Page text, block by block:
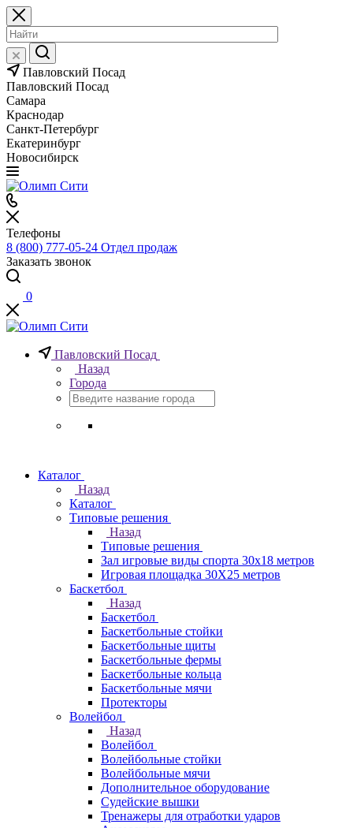
Павловский Посад
Павловский Посад
Самара
Краснодар
Санкт-Петербург
Екатеринбург
Новосибирск
Телефоны
8 (800) 777-05-24 Отдел продаж
Заказать звонок
0
Павловский Посад
Назад
Города
Каталог
Назад
Каталог
Типовые решения
Назад
Типовые решения
Зал игровые виды спорта 30x18 метров
Игровая площадка 30Х25 метров
Баскетбол
Назад
Баскетбол
Баскетбольные стойки
Баскетбольные щиты
Баскетбольные фермы
Баскетбольные кольца
Баскетбольные мячи
Протекторы
Волейбол
Назад
Волейбол
Волейбольные стойки
Волейбольные мячи
Дополнительное оборудование
Судейские вышки
Тренажеры для отработки ударов